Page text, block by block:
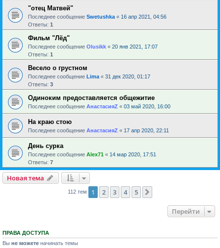
"отец Матвей"
Последнее сообщение Swetushka « 16 апр 2021, 04:56
Ответы: 1
Фильм "Лёд"
Последнее сообщение Olusikk « 20 янв 2021, 17:07
Ответы: 1
Весело о грустном
Последнее сообщение Lima « 31 дек 2020, 01:17
Ответы: 3
Одиноким предоставляется общежитие
Последнее сообщение АнастасияZ « 03 май 2020, 16:00
На краю стою
Последнее сообщение АнастасияZ « 17 апр 2020, 22:11
День сурка
Последнее сообщение Alex71 « 14 мар 2020, 17:51
Ответы: 7
Новая тема
112 тем 1 2 3 4 5
Перейти
ПРАВА ДОСТУПА
Вы не можете начинать темы